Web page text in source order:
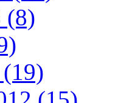
(8)